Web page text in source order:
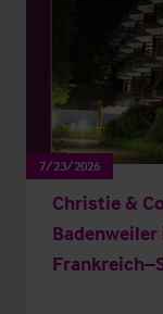
7/23/2026
Christie &